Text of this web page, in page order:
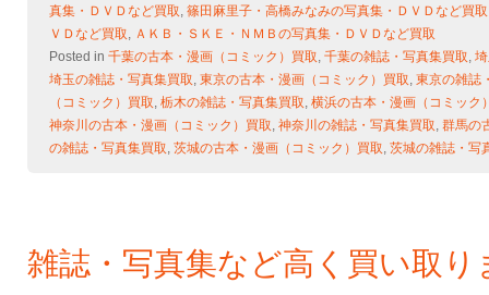
真集・ＤＶＤなど買取, 篠田麻里子・高橋みなみの写真集・ＤＶＤなど買取
ＶＤなど買取, ＡＫＢ・ＳＫＥ・ＮＭＢの写真集・ＤＶＤなど買取
Posted in 千葉の古本・漫画（コミック）買取, 千葉の雑誌・写真集買取,
埼玉の雑誌・写真集買取, 東京の古本・漫画（コミック）買取, 東京の雑誌
（コミック）買取, 栃木の雑誌・写真集買取, 横浜の古本・漫画（コミック
神奈川の古本・漫画（コミック）買取, 神奈川の雑誌・写真集買取, 群馬の
の雑誌・写真集買取, 茨城の古本・漫画（コミック）買取, 茨城の雑誌・写
雑誌・写真集など高く買い取り